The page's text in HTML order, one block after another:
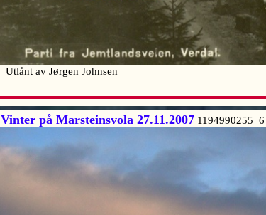
Utlånt av Jørgen Johnsen
Vinter på Marsteinsvola 27.11.2007 1194990255 6